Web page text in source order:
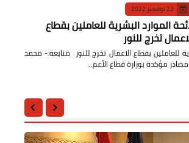
23 نوفمبر 2022
الموارد البشرية للعاملين بقطاع
تخرج للنور
للعاملين بقطاع الاعمال تخرج للنور متابعه:- محمد
مؤكدة بوزارة قطاع الأعم…